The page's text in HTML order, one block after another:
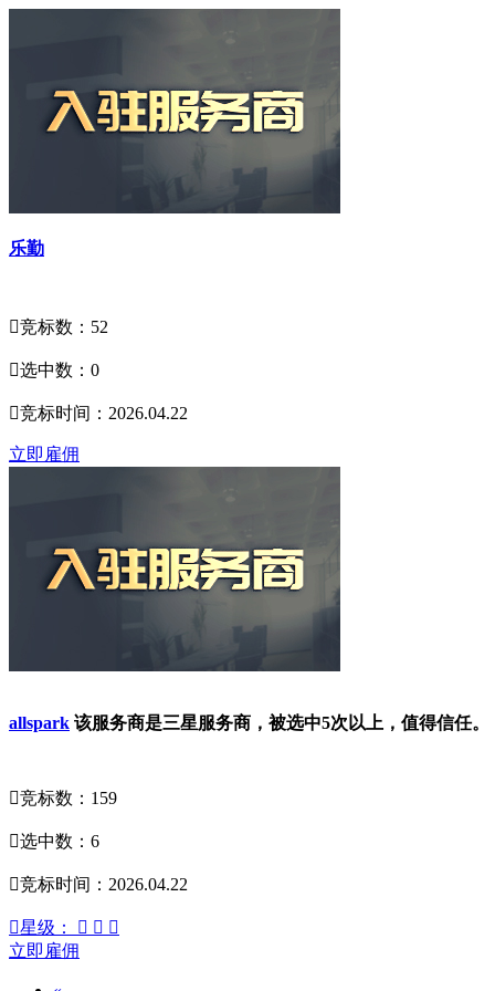
乐勤
竞标数：52
选中数：0
竞标时间：2026.04.22
立即雇佣
allspark 该服务商是三星服务商，被选中5次以上，值得信任。
竞标数：159
选中数：6
竞标时间：2026.04.22
星级：   
立即雇佣